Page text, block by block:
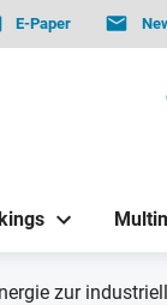
E-Paper
zur